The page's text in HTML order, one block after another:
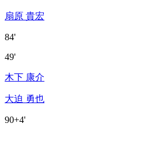
扇原 貴宏
84'
49'
木下 康介
大迫 勇也
90+4'